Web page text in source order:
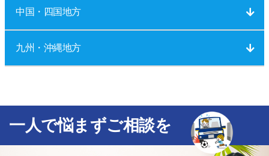
中国・四国地方
九州・沖縄地方
一人で悩まずご相談を